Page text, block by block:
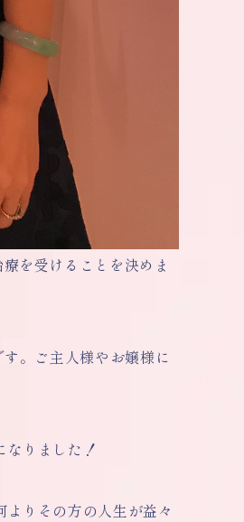
を受けることを決めま
。ご主人様やお嬢様に
りました！
りその方の人生が益々